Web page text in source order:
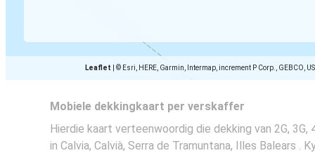
Leaflet © Esri, HERE, Garmin, Intermap, increment P Corp., GEBCO,
Mobiele dekkingkaart per verskaffer
Hierdie kaart verteenwoordig die dekking van 2G, 3G,
in Calvia, Calvià, Serra de Tramuntana, Illes Balears .